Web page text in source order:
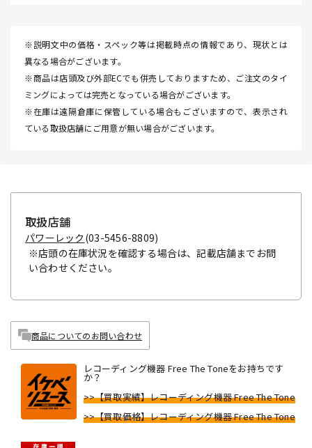
※説明文中の価格・スペック等は掲載時点の情報であり、現状とは
異なる場合がございます。
※商品は店頭及び外部ECでも併売しておりますため、ご注文のタイ
ミングによっては完売となっている場合がございます。
※在庫は遠隔倉庫に保管している場合もございますので、表示され
ている取扱店舗にご用意が無い場合がございます。
取扱店舗
パワーレック (03-5456-8809)
※店頭の在庫状況を確認する場合は、記載店舗までお問
い合わせください。
商品についてのお問い合わせ
レコーディング機器 Free The Toneをお持ちです
か？
>>【買取実績】レコーディング機器 Free The Tone
>>【買取価格】レコーディング機器 Free The Tone